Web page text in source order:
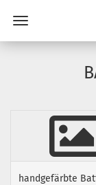
handgefärbte